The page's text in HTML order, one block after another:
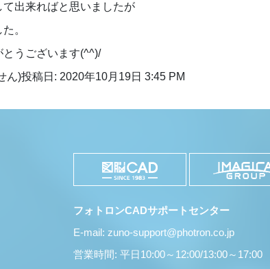
出来ればと思いましたが
。
うございます(^^)/
ん)投稿日: 2020年10月19日 3:45 PM
フォトロンCADサポートセンター
E-mail: zuno-support@photron.co.jp
営業時間: 平日10:00～12:00/13:00～17:00